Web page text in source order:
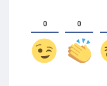
0 0